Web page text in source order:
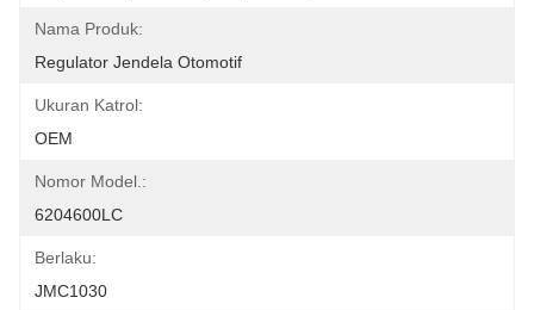
Nama Produk:
Regulator Jendela Otomotif
Ukuran Katrol:
OEM
Nomor Model.:
6204600LC
Berlaku:
JMC1030